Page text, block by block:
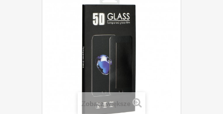
Zobacz większe